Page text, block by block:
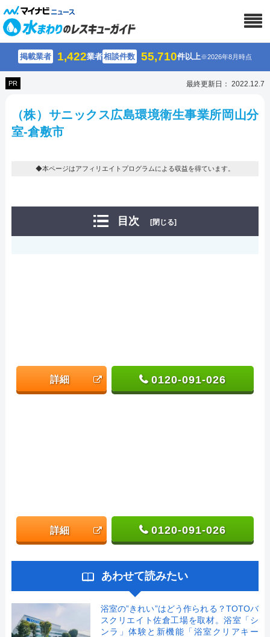
掲載業者 1,422業者相談件数 55,710件以上※2026年8月時点
PR 最終更新日： 2022.12.7
（株）サニックス広島環境衛生事業所岡山分
室-倉敷市
◆本ページはアフィリエイトプログラムによる収益を得ています。
目次 [閉じる]
詳細 0120-091-026
詳細 0120-091-026
あわせて読みたい
浴室の”きれい”はどう作られる？TOTOバ
スクリエイト佐倉工場を取材。浴室「シ
ンラ」体験と新機能「浴室クリアキー